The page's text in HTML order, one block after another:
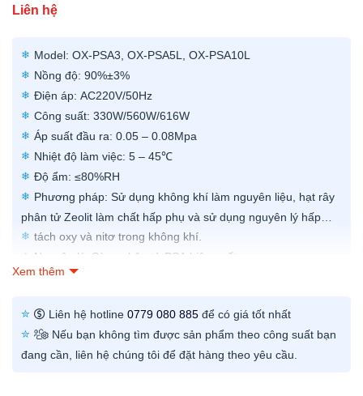
Liên hệ
Model: OX-PSA3, OX-PSA5L, OX-PSA10L
Nồng độ: 90%±3%
Điện áp: AC220V/50Hz
Công suất: 330W/560W/616W
Áp suất đầu ra: 0.05 – 0.08Mpa
Nhiệt độ làm việc: 5 – 45℃
Độ ẩm: ≤80%RH
Phương pháp: Sử dụng không khí làm nguyên liệu, hạt rây
phân tử Zeolit làm chất hấp phụ và sử dụng nguyên lý hấp
phụ thay đổi áp suất để
tách oxy và nitơ trong không khí.
Nguyên lý: Sàng phân tử PSA hiệu suất cao
Xem thêm
Liên hệ hotline 0779 080 885 để có giá tốt nhất
Nếu bạn không tìm được sản phẩm theo công suất bạn
đang cần, liên hệ chúng tôi để đặt hàng theo yêu cầu.